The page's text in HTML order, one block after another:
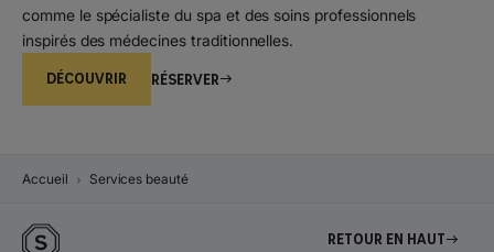
comme le spécialiste du spa et des soins professionnels
inspirés des médecines traditionnelles.
DÉCOUVRIR Réserver
Accueil Services beauté
Retour en haut